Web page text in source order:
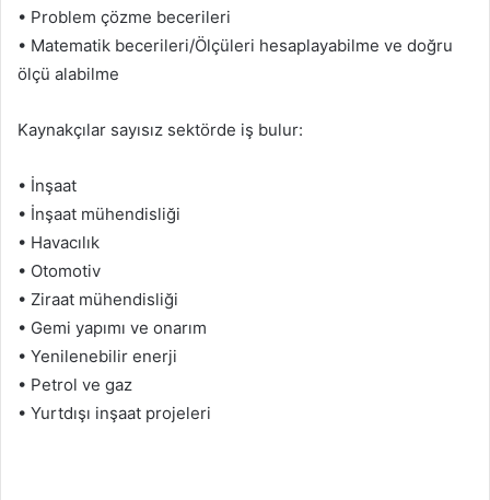
• Problem çözme becerileri
• Matematik becerileri/Ölçüleri hesaplayabilme ve doğru
ölçü alabilme
Kaynakçılar sayısız sektörde iş bulur:
• İnşaat
• İnşaat mühendisliği
• Havacılık
• Otomotiv
• Ziraat mühendisliği
• Gemi yapımı ve onarım
• Yenilenebilir enerji
• Petrol ve gaz
• Yurtdışı inşaat projeleri